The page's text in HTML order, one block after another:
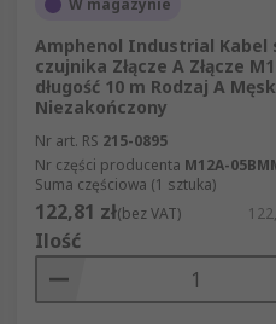
W magazynie
Amphenol Industrial Kabel
czujnika Złącze A Złącze
długość 10 m Rodzaj A
Niezakończony
Nr art. RS 215-0895
Nr części producenta M12A-
Suma częściowa (1 sztuka)
122,81 zł(bez VAT)
Ilość